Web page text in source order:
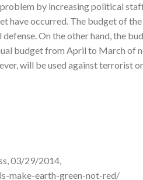
by increasing political
have occurred. The budget of
On the other hand, the
budget from April to March of
will be used against terrorist
03/29/2014,
make-earth-green-not-red/